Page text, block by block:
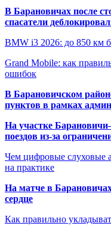
В Барановичах после
спасатели
BMW i3 2026: до 850 км
Grand Mobile: как
ошибок
В Барановичском
пунктов в рамках
На участке
поездов из-за
Чем цифровые слуховые
на практике
На матче в
сердце
Как правильно